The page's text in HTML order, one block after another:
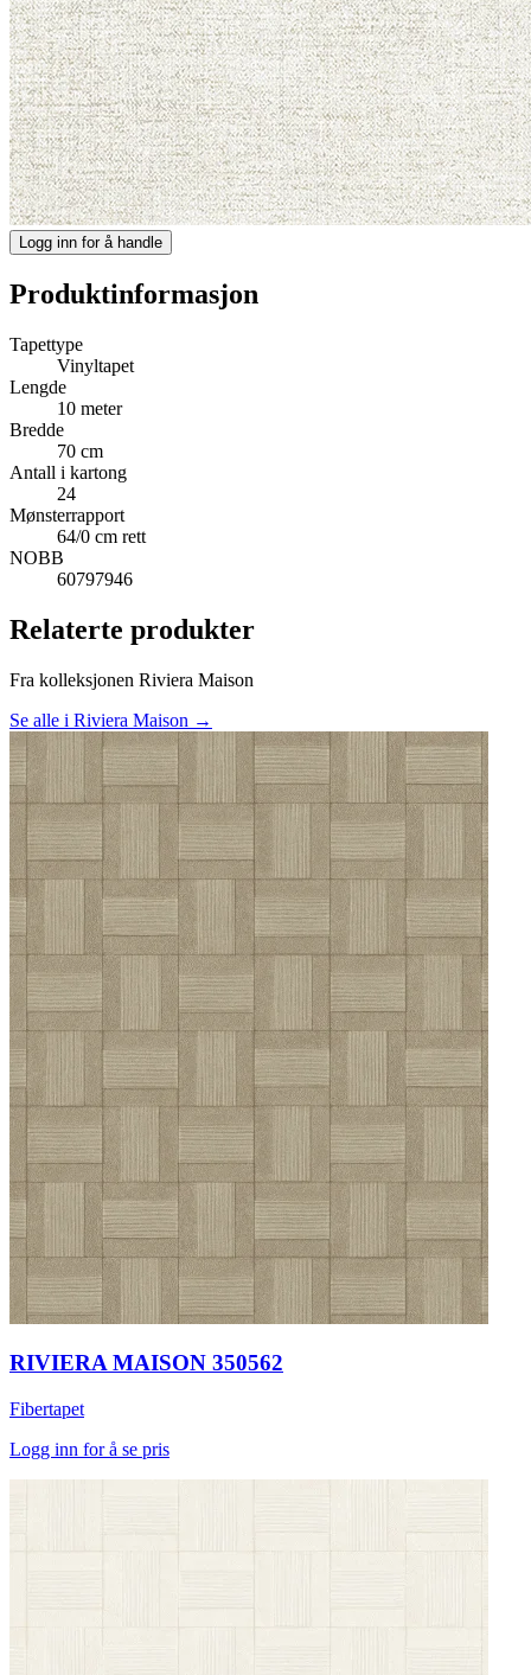
Logg inn for å handle
Produktinformasjon
Tapettype
Vinyltapet
Lengde
10 meter
Bredde
70 cm
Antall i kartong
24
Mønsterrapport
64/0 cm rett
NOBB
60797946
Relaterte produkter
Fra kolleksjonen Riviera Maison
Se alle i Riviera Maison →
RIVIERA MAISON 350562
Fibertapet
Logg inn for å se pris